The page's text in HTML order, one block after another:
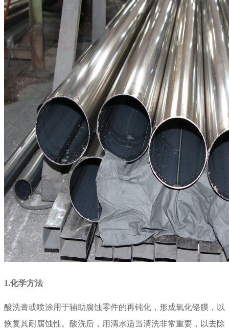
1.化学方法
酸洗膏或喷涂用于辅助腐蚀零件的再钝化，形成氧化铬膜，以
恢复其耐腐蚀性。酸洗后，用清水适当清洗非常重要，以去除